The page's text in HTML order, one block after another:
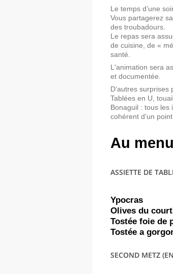
Le temps d’une
Vous partagerez
des troubadours.
Le repas sera
de cuisine, de «
santé.
L'animation sera
et documentée.
D’autres
Tablées en U,
Bonaguil : tous les
cohérent d’un
Au
ASSIETTE DE
Ypocras
Olives du
Tostée foie de
Tostée a
SECOND METZ